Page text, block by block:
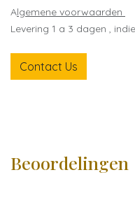
Algemene voorwaarden
Levering 1 a 3 dagen ,
Contact Us
Beoordelingen